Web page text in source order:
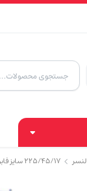
Products
search
لنسر ۲۲۵/۴۵/۱۷ سایز فابریک رینگ ۱۷